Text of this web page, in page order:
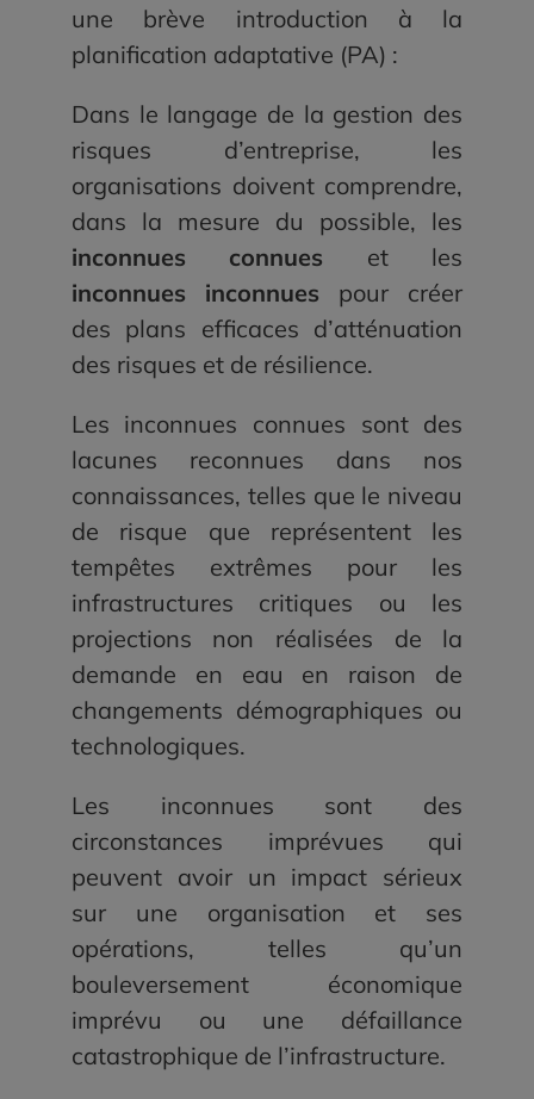
une brève introduction à la
planification adaptative (PA) :
Dans le langage de la gestion des
risques d’entreprise, les
organisations doivent comprendre,
dans la mesure du possible, les
inconnues connues et les
inconnues inconnues pour créer
des plans efficaces d’atténuation
des risques et de résilience.
Les inconnues connues sont des
lacunes reconnues dans nos
connaissances, telles que le niveau
de risque que représentent les
tempêtes extrêmes pour les
infrastructures critiques ou les
projections non réalisées de la
demande en eau en raison de
changements démographiques ou
technologiques.
Les inconnues sont des
circonstances imprévues qui
peuvent avoir un impact sérieux
sur une organisation et ses
opérations, telles qu’un
bouleversement économique
imprévu ou une défaillance
catastrophique de l’infrastructure.